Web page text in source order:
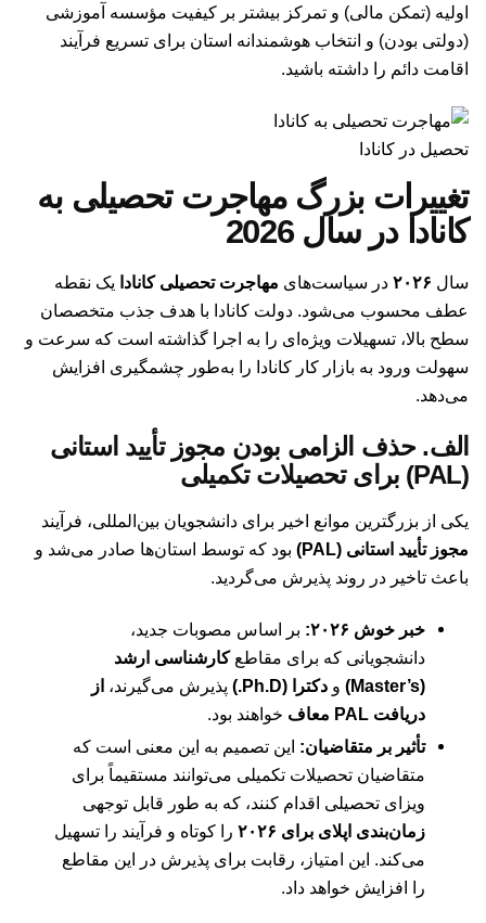
اولیه (تمکن مالی) و تمرکز بیشتر بر کیفیت مؤسسه آموزشی
(دولتی بودن) و انتخاب هوشمندانه استان برای تسریع فرآیند
اقامت دائم را داشته باشید.
تحصیل در کانادا
تغییرات بزرگ مهاجرت تحصیلی به
کانادا در سال 2026
سال ۲۰۲۶ در سیاست‌های مهاجرت تحصیلی کانادا یک نقطه
عطف محسوب می‌شود. دولت کانادا با هدف جذب متخصصان
سطح بالا، تسهیلات ویژه‌ای را به اجرا گذاشته است که سرعت و
سهولت ورود به بازار کار کانادا را به‌طور چشمگیری افزایش
می‌دهد.
الف. حذف الزامی بودن مجوز تأیید استانی
(PAL) برای تحصیلات تکمیلی
یکی از بزرگترین موانع اخیر برای دانشجویان بین‌المللی، فرآیند
مجوز تأیید استانی (PAL)
بود که توسط استان‌ها صادر می‌شد و
باعث تاخیر در روند پذیرش می‌گردید.
خبر خوش ۲۰۲۶:
بر اساس مصوبات جدید،
دانشجویانی که برای مقاطعکارشناسی ارشد
(Master’s)
و دکترا (Ph.D.) پذیرش می‌گیرند، از
دریافت PAL معاف
خواهند بود.
تأثیر بر متقاضیان: این تصمیم به این معنی است که
متقاضیان تحصیلات تکمیلی می‌توانند مستقیماً برای
ویزای تحصیلی اقدام کنند، که به طور قابل توجهی
زمان‌بندی اپلای برای ۲۰۲۶
را کوتاه و فرآیند را تسهیل
می‌کند. این امتیاز، رقابت برای پذیرش در این مقاطع
را افزایش خواهد داد.